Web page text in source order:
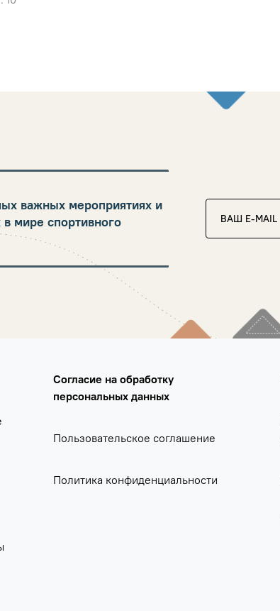
важных мероприятиях и
мире спортивного
Согласие на обработку
персональных данных
Пользовательское соглашение
Политика конфиденциальности